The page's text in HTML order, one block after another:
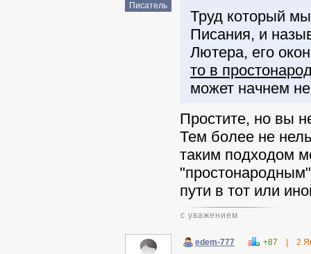
Писатель
Труд который
Писания, и
Лютера, его
то в
может начнем
Простите, но вы
Тем более не
таким подходом
пути в тот или
с уважением
edem-777 +87 2